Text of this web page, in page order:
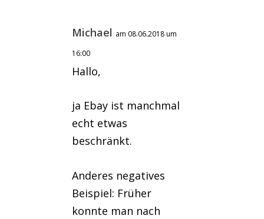
Michael am 08.06.2018 um
16:00
Hallo,
ja Ebay ist manchmal
echt etwas
beschränkt.
Anderes negatives
Beispiel: Früher
konnte man nach